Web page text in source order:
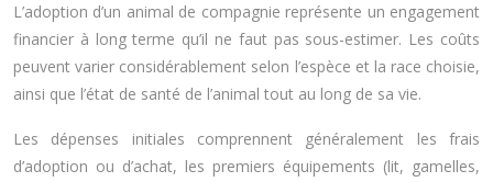
L’adoption d’un animal de compagnie représente un engagement
financier à long terme qu’il ne faut pas sous-estimer. Les coûts
peuvent varier considérablement selon l’espèce et la race choisie,
ainsi que l’état de santé de l’animal tout au long de sa vie.
Les dépenses initiales comprennent généralement les frais
d’adoption ou d’achat, les premiers équipements (lit, gamelles,